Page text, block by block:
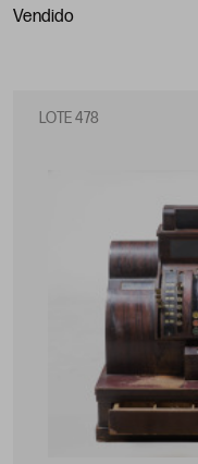
vendido
LOTE 478